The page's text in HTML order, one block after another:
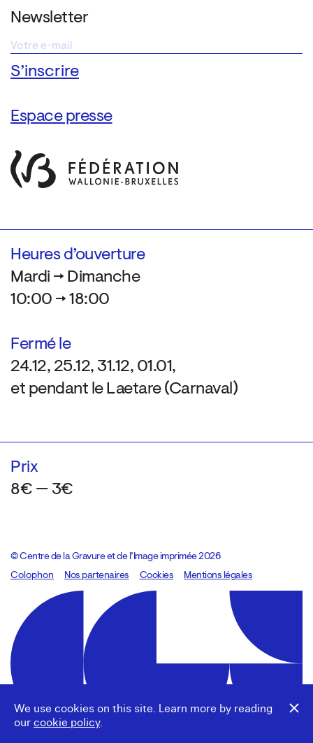
We use cookies on this site. Learn more by reading
our cookie policy.
Newsletter
Espace presse
Heures d’ouverture
Mardi → Dimanche
10:00 → 18:00
Fermé le
24.12, 25.12, 31.12, 01.01,
et pendant le Laetare (Carnaval)
Prix
8€ — 3€
© Centre de la Gravure et de l’Image imprimée 2026
Colophon
Design:Marcel Kaczmarek, code:8080.studio
Nos partenaires Cookies Mentions légales